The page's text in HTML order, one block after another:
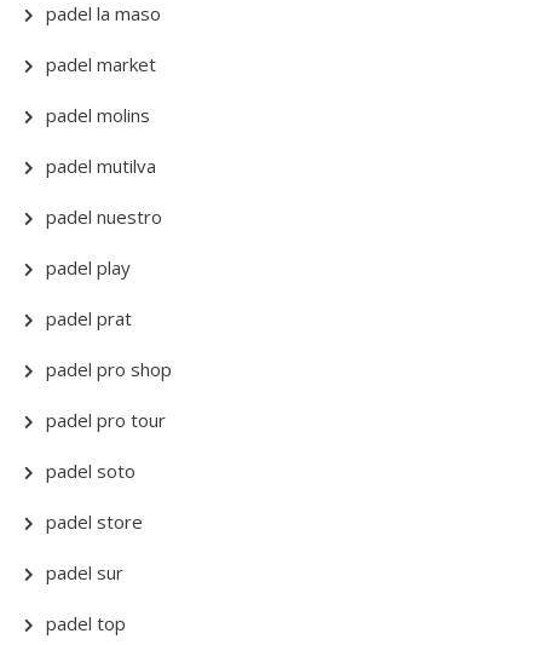
padel la maso
padel market
padel molins
padel mutilva
padel nuestro
padel play
padel prat
padel pro shop
padel pro tour
padel soto
padel store
padel sur
padel top